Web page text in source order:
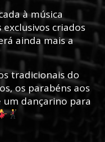
à música
criados
ainda mais a
tradicionais do
os parabéns aos
um dançarino para